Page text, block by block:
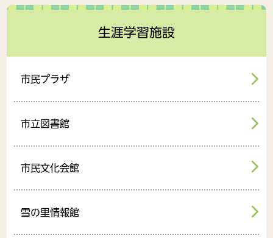
生涯学習施設
市民プラザ
市立図書館
市民文化会館
雪の里情報館